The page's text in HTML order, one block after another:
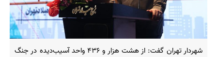
شهردار تهران گفت: از هشت هزار و ۴۳۶ واحد آسیب‌دیده در جنگ